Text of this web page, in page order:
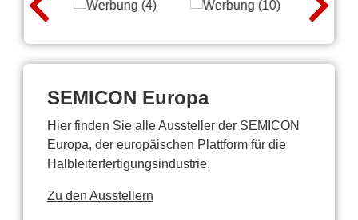
SEMICON Europa
Hier finden Sie alle Aussteller der SEMICON
Europa, der europäischen Plattform für die
Halbleiterfertigungsindustrie.
Zu den Ausstellern